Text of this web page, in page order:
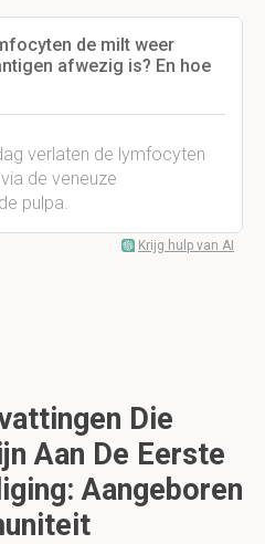
de milt weer
afwezig is? En hoe
verlaten de lymfocyten
de veneuze
pulpa.
Krijg hulp van AI
Die
Aan De Eerste
Aangeboren